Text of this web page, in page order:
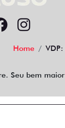
Home
Seu bem